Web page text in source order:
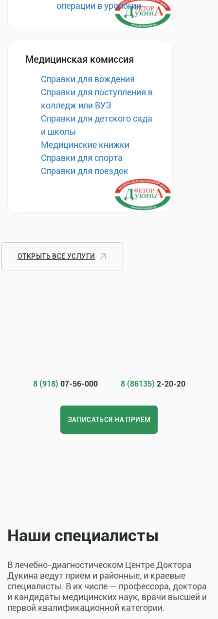
операции в урологии
Медицинская комиссия
Справки для вождения
Справки для поступления в
колледж или ВУЗ
Справки для детского сада
и школы
Медицинские книжки
Справки для спорта
Справки для поездок
ОТКРЫТЬ ВСЕ УСЛУГИ
8 (918) 07-56-000 8 (86135) 2-20-20
ЗАПИСАТЬСЯ НА ПРИЁМ
Наши специалисты
В лечебно-диагностическом Центре Доктора
Дукина ведут прием и районные, и краевые
специалисты. В их числе — профессора, доктора
и кандидаты медицинских наук, врачи высшей и
первой квалификационной категории.